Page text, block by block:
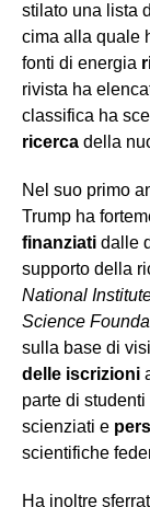
stilato una lista
cima alla quale
fonti di energia
rivista ha
classifica ha
ricerca della
Nel suo primo
Trump ha
finanziati dalle
supporto della
National
Science
sulla base di
delle iscrizioni
parte di
scienziati e
scientifiche
Ha inoltre